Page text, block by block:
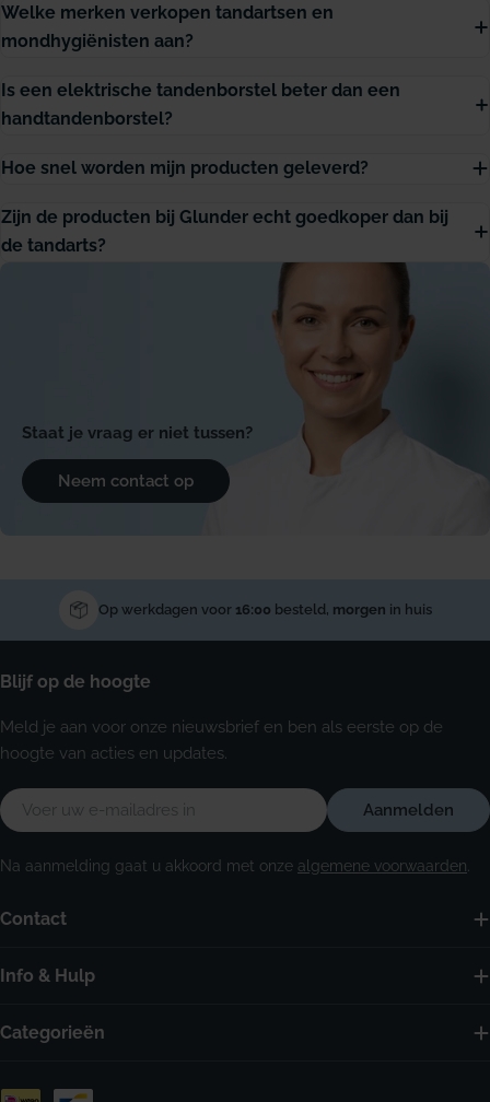
Staat je vraag er niet tussen?
Neem contact op
Welke merken verkopen tandartsen en
mondhygiënisten aan?
Is een elektrische tandenborstel beter dan een
handtandenborstel?
Hoe snel worden mijn producten geleverd?
Zijn de producten bij Glunder echt goedkoper dan bij
de tandarts?
Op werkdagen voor 16:00 besteld, morgen in huis
Contact
Info & Hulp
Categorieën
Blijf op de hoogte
Meld je aan voor onze nieuwsbrief en ben als eerste op de
hoogte van acties en updates.
E-
mail
Aanmelden
Na aanmelding gaat u akkoord met onze algemene voorwaarden